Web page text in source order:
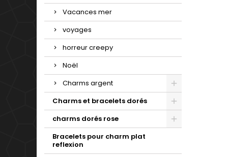
Vacances mer
voyages
horreur creepy
Noël
Charms argent
Charms et bracelets dorés
charms dorés rose
Bracelets pour charm plat
reflexion